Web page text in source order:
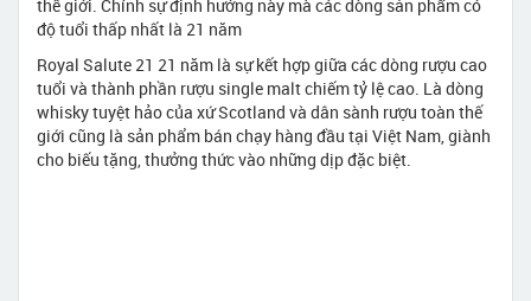
thế giới. Chính sự định hướng này mà các dòng sản phẩm có
độ tuổi thấp nhất là 21 năm
Royal Salute 21 21 năm là sự kết hợp giữa các dòng rượu cao
tuổi và thành phần rượu single malt chiếm tỷ lệ cao. Là dòng
whisky tuyệt hảo của xứ Scotland và dân sành rượu toàn thế
giới cũng là sản phẩm bán chạy hàng đầu tại Việt Nam, giành
cho biếu tặng, thưởng thức vào những dịp đặc biệt.